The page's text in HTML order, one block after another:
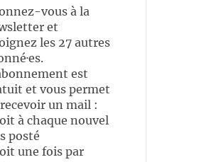
vous à la
et
les 27 autres
est
et vous permet
un mail :
à chaque nouvel
posté
une fois par